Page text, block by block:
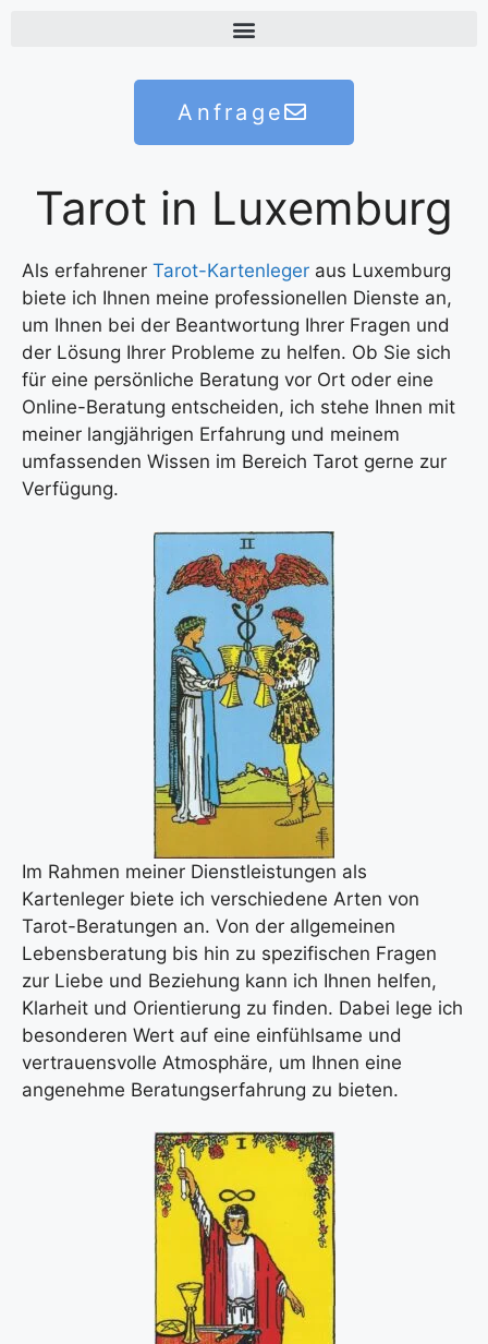
Anfrage
Tarot in Luxemburg
Als erfahrener Tarot-Kartenleger aus Luxemburg
biete ich Ihnen meine professionellen Dienste an,
um Ihnen bei der Beantwortung Ihrer Fragen und
der Lösung Ihrer Probleme zu helfen. Ob Sie sich
für eine persönliche Beratung vor Ort oder eine
Online-Beratung entscheiden, ich stehe Ihnen mit
meiner langjährigen Erfahrung und meinem
umfassenden Wissen im Bereich Tarot gerne zur
Verfügung.
Im Rahmen meiner Dienstleistungen als
Kartenleger biete ich verschiedene Arten von
Tarot-Beratungen an. Von der allgemeinen
Lebensberatung bis hin zu spezifischen Fragen
zur Liebe und Beziehung kann ich Ihnen helfen,
Klarheit und Orientierung zu finden. Dabei lege ich
besonderen Wert auf eine einfühlsame und
vertrauensvolle Atmosphäre, um Ihnen eine
angenehme Beratungserfahrung zu bieten.